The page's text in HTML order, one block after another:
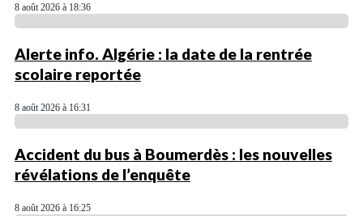
8 août 2026 à 18:36
Alerte info. Algérie : la date de la rentrée
scolaire reportée
8 août 2026 à 16:31
Accident du bus à Boumerdès : les nouvelles
révélations de l’enquête
8 août 2026 à 16:25